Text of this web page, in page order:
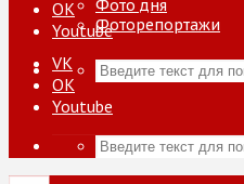
ОК
Youtube
Фото дня
Фоторепортажи
VK
ОК
Youtube